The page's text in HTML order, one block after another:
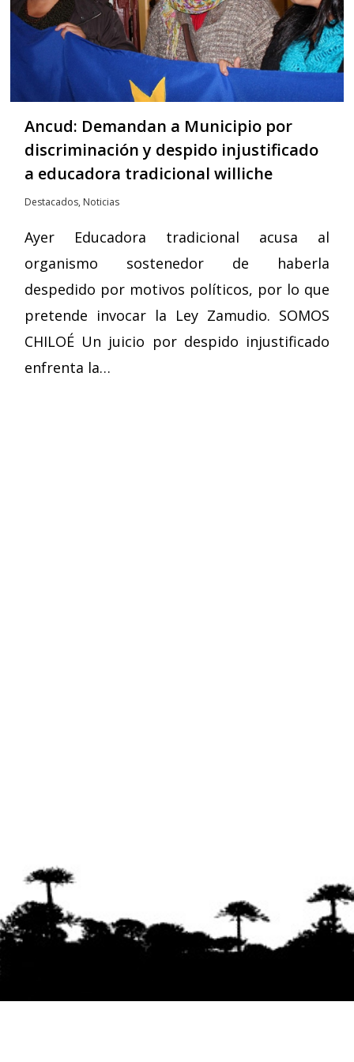
Ancud: Demandan a Municipio por
discriminación y despido injustificado
a educadora tradicional williche
Destacados, Noticias
Ayer Educadora tradicional acusa al
organismo sostenedor de haberla
despedido por motivos políticos, por lo que
pretende invocar la Ley Zamudio. SOMOS
CHILOÉ Un juicio por despido injustificado
enfrenta la…